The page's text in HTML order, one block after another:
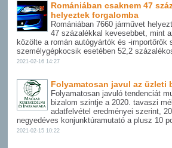
Romániában csaknem 47
helyeztek forgalomba
Romániában 7660 járművet
47 százalékkal kevesebbet, mint
közölte a román autógyártók és -importőrök
személygépkocsik esetében 52,2
2021-02-16 14:27
Folyamatosan javul az üzleti
Folyamatosan javuló tendenciát
bizalom szintje a 2020. tavaszi
adatfelvétel eredményei szerint,
negyedéves konjunktúramutató a plusz 10
2021-02-15 10:22